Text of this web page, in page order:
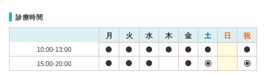
診療時間
月 火 水 木 金 土 日 祝
10:00-13:00
15:00-20:00